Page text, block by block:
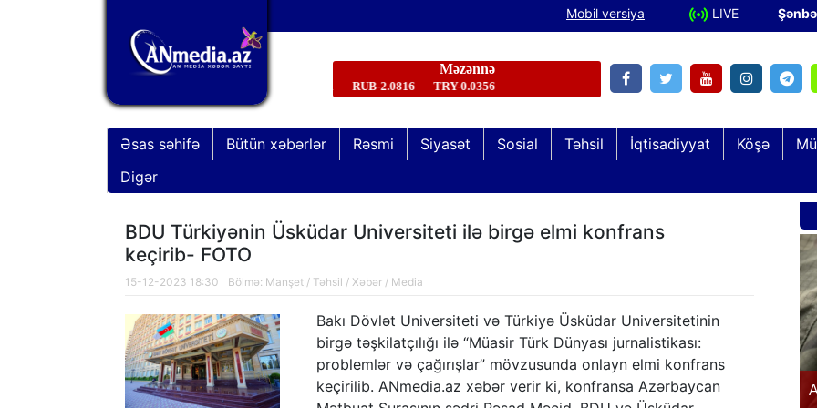
Mobil versiya LIVE Şənbə
Əsas səhifə Bütün xəbərlər Rəsmi Siyasət Sosial Təhsil İqtisadiyyat Köşə
Digər
BDU Türkiyənin Üsküdar Universiteti ilə birgə elmi konfrans
keçirib- FOTO
15-12-2023 18:30 Bölmə: Manşet / Təhsil / Xəbər / Media
Bakı Dövlət Universiteti və Türkiyə Üsküdar Universitetinin
birgə təşkilatçılığı ilə “Müasir Türk Dünyası jurnalistikası:
problemlər və çağırışlar” mövzusunda onlayn elmi konfrans
keçirilib. ANmedia.az xəbər verir ki, konfransa Azərbaycan
“Xocavənd əməliyyatı”nda şəhid olan
Şəhid və qazi övladları “Keşikçidağ” Dövlət
Tarix-Mədəniyyət Qoruğunda olublar